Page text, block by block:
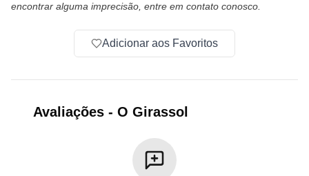
encontrar alguma imprecisão, entre em contato conosco.
Adicionar aos Favoritos
Avaliações - O Girassol